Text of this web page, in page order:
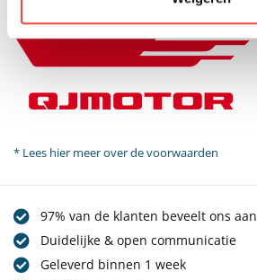
* Lees hier meer over de voorwaarden
97% van de klanten beveelt ons aan
Duidelijke & open communicatie
Geleverd binnen 1 week